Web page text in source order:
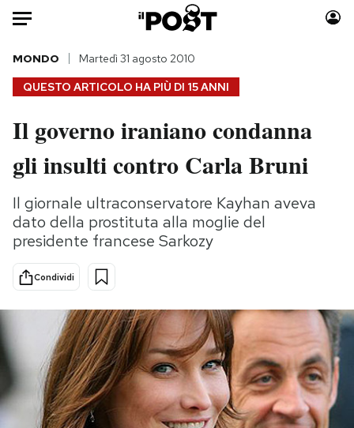
Auto
HOME
Italia
Politica
Tecnologia
Internet
Scienza
Cultura
Economia
Sport
Moda
Consumismi
Storie/Idee
Ok Boomer!
Media
Mondiali calcio 2026
PODCAST
QUESTO ARTICOLO HA PIÙ DI 15 ANNI
MONDO Martedì 31 agosto 2010
Il governo iraniano condanna
gli insulti contro Carla Bruni
Il giornale ultraconservatore Kayhan aveva
dato della prostituta alla moglie del
presidente francese Sarkozy
Condividi